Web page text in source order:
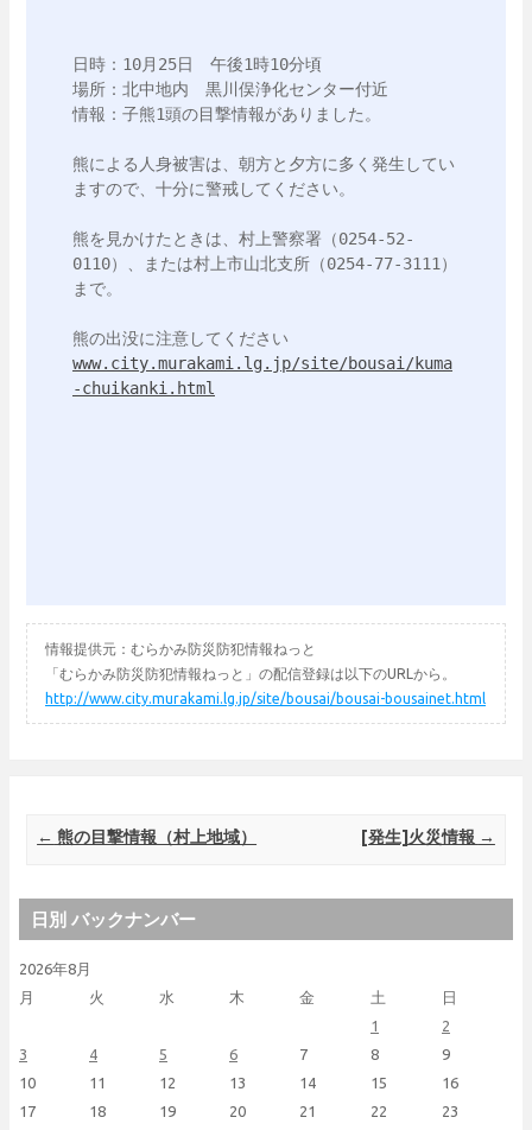
日時：10月25日　午後1時10分頃
場所：北中地内　黒川俣浄化センター付近
情報：子熊1頭の目撃情報がありました。
熊による人身被害は、朝方と夕方に多く発生してい
ますので、十分に警戒してください。
熊を見かけたときは、村上警察署（0254-52-
0110）、または村上市山北支所（0254-77-3111）
まで。
www.city.murakami.lg.jp/site/bousai/kuma
-chuikanki.html
情報提供元：むらかみ防災防犯情報ねっと
「むらかみ防災防犯情報ねっと」の配信登録は以下のURLから。
http://www.city.murakami.lg.jp/site/bousai/bousai-bousainet.html
Post navigation
← 熊の目撃情報（村上地域） [発生]火災情報 →
日別 バックナンバー
2026年8月
月
火 水 木 金 土 日
1
2
3
4 5 6 7 8
9
10
11 12 13 14 15
16
17
18 19 20 21 22
23